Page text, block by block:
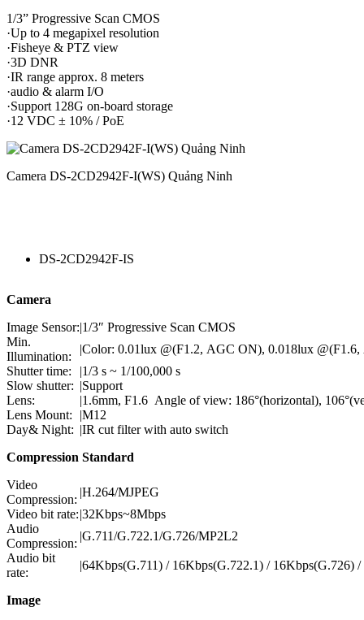
1/3” Progressive Scan CMOS
·Up to 4 megapixel resolution
·Fisheye & PTZ view
·3D DNR
·IR range approx. 8 meters
·audio & alarm I/O
·Support 128G on-board storage
·12 VDC ± 10% / PoE
Camera DS-2CD2942F-I(WS) Quảng Ninh
DS-2CD2942F-IS
Camera
Image Sensor:|1/3″ Progressive Scan CMOS
Min.
Illumination:
|Color: 0.01lux @(F1.2, AGC ON), 0.018lux
Shutter time:
|1/3 s ~ 1/100,000 s
Slow shutter: |Support
Lens:
|1.6mm, F1.6 Angle of view: 186°(horizontal),
Lens Mount:
|M12
Day& Night: |IR cut filter with auto switch
Compression Standard
Video
Compression:
|H.264/MJPEG
Video bit rate:|32Kbps~8Mbps
Audio
Compression:
|G.711/G.722.1/G.726/MP2L2
Audio bit
rate:
|64Kbps(G.711) / 16Kbps(G.722.1) / 16Kbps(G.726)
Image